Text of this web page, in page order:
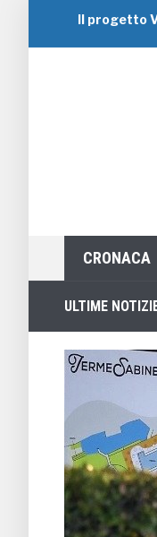
Il progetto
CRONACA
ULTIME
Viaggi di